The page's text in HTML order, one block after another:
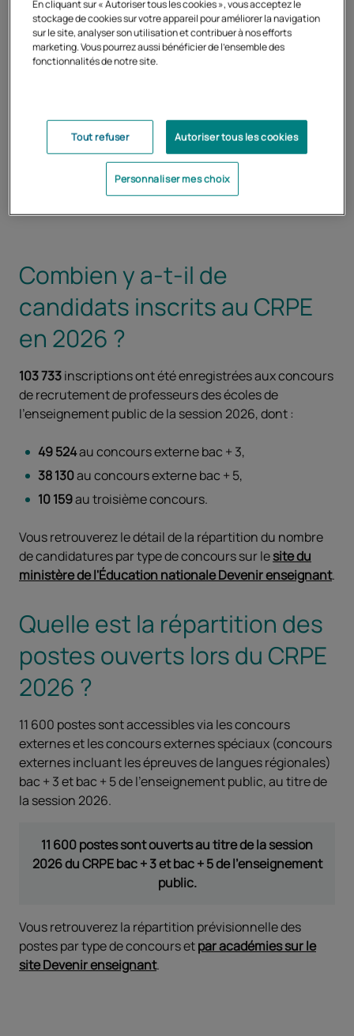
CRPE 2027 : découvrez les
En savoir plus
Ouvrir dans un nouvel onglet
Combien y a-t-il de
candidats inscrits au CRPE
en 2026 ?
103 733inscriptions ont été enregistrées aux concours
de recrutement de professeurs des écoles de
l'enseignement public de la session 2026, dont :
49 524au concours externe bac + 3,
38 130au concours externe bac + 5,
10 159au troisième concours.
Vous retrouverez le détail de la répartition du nombre
de candidatures par type de concours sur lesite du
ministère de l'Éducation nationale Devenir enseignant.
Quelle est la répartition des
postes ouverts lors du CRPE
2026 ?
11 600 postes sont accessibles via les concours
externes et les concours externes spéciaux (concours
externes incluant les épreuves de langues régionales)
bac + 3 et bac + 5 de l'enseignement public, au titre de
la session 2026.
11 600 postes sont ouverts au titre de la session
2026 du CRPE bac + 3 et bac + 5 de l'enseignement
public.
Vous retrouverez la répartition prévisionnelle des
postes par type de concours etpar académies sur le
site Devenir enseignant.
En cliquant sur « Autoriser tous les cookies », vous acceptez le
stockage de cookies sur votre appareil pour améliorer la navigation
sur le site, analyser son utilisation et contribuer à nos efforts
marketing. Vous pourrez aussi bénéficier de l'ensemble des
fonctionnalités de notre site.
Tout refuser Autoriser tous les cookies
Personnaliser mes choix